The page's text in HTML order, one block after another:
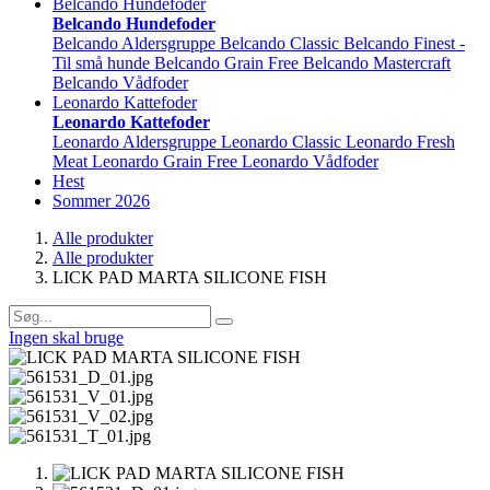
Belcando Hundefoder
Belcando Aldersgruppe Belcando Classic Belcando Finest -
Til små hunde Belcando Grain Free Belcando Mastercraft
Belcando Vådfoder
Leonardo Kattefoder
Leonardo Kattefoder
Leonardo Aldersgruppe Leonardo Classic Leonardo Fresh
Meat Leonardo Grain Free Leonardo Vådfoder
Hest
Sommer 2026
Alle produkter
Alle produkter
LICK PAD MARTA SILICONE FISH
Ingen skal bruge